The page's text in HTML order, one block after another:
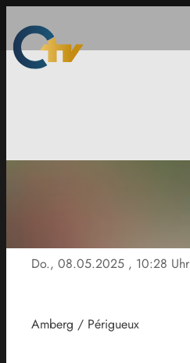
Do., 08.05.2025 , 10:28 Uhr
Amberg / Périgueux